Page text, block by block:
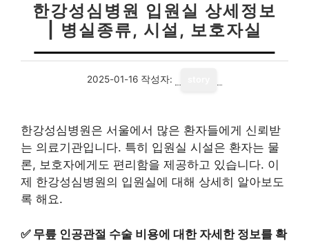
한강성심병원 입원실 상세정보
| 병실종류, 시설, 보호자실
2025-01-16 작성자:
한강성심병원은 서울에서 많은 환자들에게 신뢰받
는 의료기관입니다. 특히 입원실 시설은 환자는 물
론, 보호자에게도 편리함을 제공하고 있습니다. 이
제 한강성심병원의 입원실에 대해 상세히 알아보도
록 해요.
✅ 무릎 인공관절 수술 비용에 대한 자세한 정보를 확